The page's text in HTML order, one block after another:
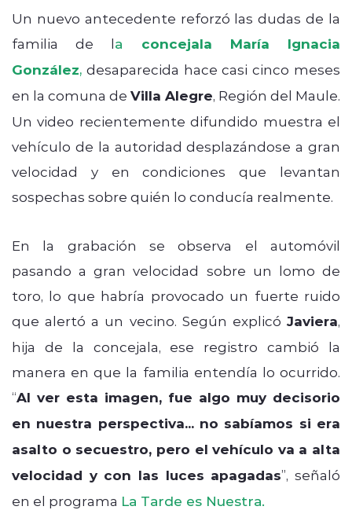
Un nuevo antecedente reforzó las dudas de la
familia de la concejala María Ignacia
González, desaparecida hace casi cinco meses
en la comuna de Villa Alegre, Región del Maule.
Un video recientemente difundido muestra el
vehículo de la autoridad desplazándose a gran
velocidad y en condiciones que levantan
sospechas sobre quién lo conducía realmente.
En la grabación se observa el automóvil
pasando a gran velocidad sobre un lomo de
toro, lo que habría provocado un fuerte ruido
que alertó a un vecino. Según explicó Javiera,
hija de la concejala, ese registro cambió la
manera en que la familia entendía lo ocurrido.
“Al ver esta imagen, fue algo muy decisorio
en nuestra perspectiva... no sabíamos si era
asalto o secuestro, pero el vehículo va a alta
velocidad y con las luces apagadas”, señaló
en el programa La Tarde es Nuestra.